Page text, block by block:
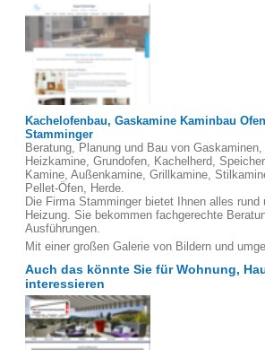
Kachelofenbau, Gaskamine Kaminbau
Stamminger
Beratung, Planung und Bau von
Heizkamine, Grundofen, Kachelherd,
Kamine, Außenkamine, Grillkamine,
Pellet-Öfen, Herde.
Die Firma Stamminger bietet Ihnen alles rund
Heizung. Sie bekommen fachgerechte
Ausführungen.
Mit einer großen Galerie von Bildern und
Auch das könnte Sie für Wohnung,
interessieren